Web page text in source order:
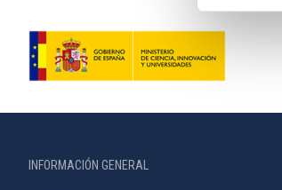
INFORMACIÓN GENERAL